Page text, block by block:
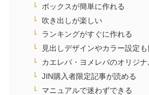
ボックスが簡単に作れる
吹き出しが楽しい
ランキングがすぐに作れる
見出しデザインやカラー設定
カエレバ・ヨメレバのオリジ
JIN購入者限定記事が読める
マニュアルで迷わずできる